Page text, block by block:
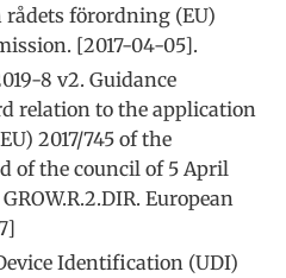
förordning (EU)
[2017-04-05].
8 v2. Guidance
relation to the application
2017/745 of the
of the council of 5 April
European
Identification (UDI)